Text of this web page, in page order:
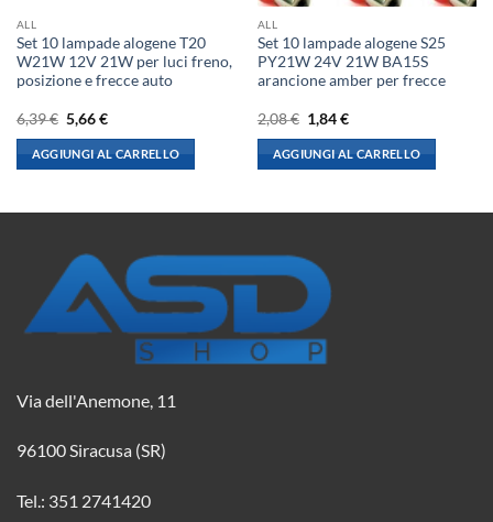
ALL
Set 10 lampade alogene T20
W21W 12V 21W per luci freno,
posizione e frecce auto
6,39€ Il
prezzo
originale
era:
6,39 €.
5,66€Il
attuale
è:
5,66 €.
AGGIUNGI AL CARRELLO
ALL
Set 10 lampade alogene S25
PY21W 24V 21W BA15S
arancione amber per frecce
2,08€ Il
prezzo
originale
era:
2,08 €.
1,84€Il
attuale
è:
1,84 €.
AGGIUNGI AL CARRELLO
Via dell'Anemone, 11
96100 Siracusa (SR)
Tel.: 351 2741420